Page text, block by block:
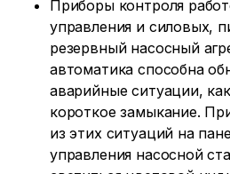
Приборы контроля
управления и силовых,
резервный насосный
автоматика способна
аварийные ситуации,
короткое замыкание.
из этих ситуаций на
управления насосной